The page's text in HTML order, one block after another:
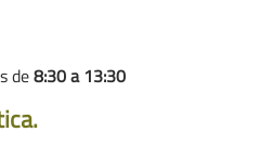
de8:30 a 13:30